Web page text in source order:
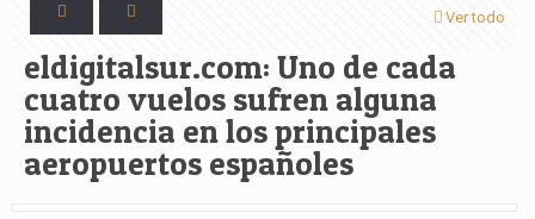
Ver todo
eldigitalsur.com: Uno de cada
cuatro vuelos sufren alguna
incidencia en los principales
aeropuertos españoles